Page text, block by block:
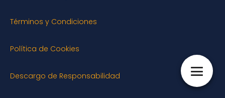
Términos y Condiciones
Política de Cookies
Descargo de Responsabilidad